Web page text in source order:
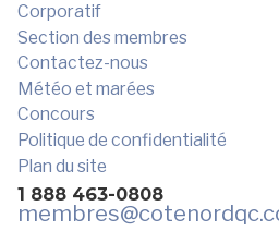
Corporatif
Section des membres
Contactez-nous
Météo et marées
Concours
Politique de confidentialité
Plan du site
1 888 463-0808
membres